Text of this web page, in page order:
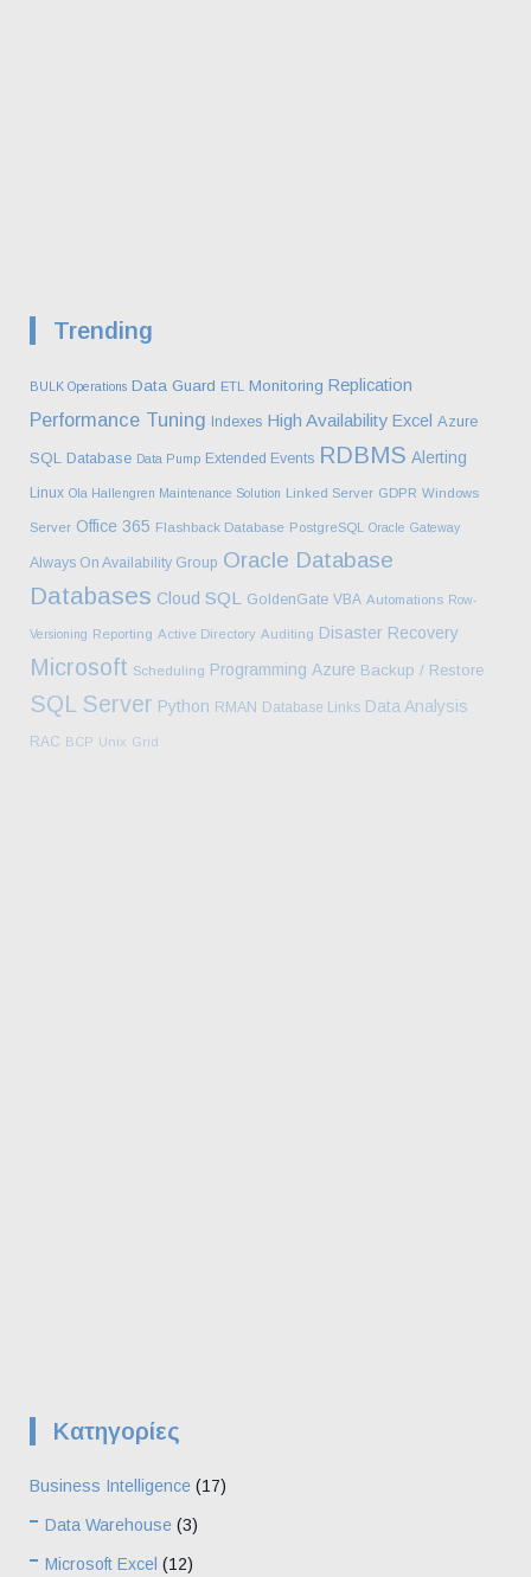
Trending
BULK Operations Data Guard ETL Monitoring Replication
Performance Tuning Indexes High Availability Excel Azure
SQL Database Data Pump Extended Events RDBMS Alerting
Linux Ola Hallengren Maintenance Solution Linked Server GDPR Windows
Server Office 365 Flashback Database PostgreSQL Oracle Gateway
Always On Availability Group Oracle Database
Databases Cloud SQL GoldenGate VBA Automations Row-
Versioning Reporting Active Directory Auditing Disaster Recovery
Microsoft Scheduling Programming Azure Backup / Restore
SQL Server Python RMAN Database Links Data Analysis
RAC BCP Unix Grid
Kατηγορίες
Business Intelligence (17)
Data Warehouse (3)
Microsoft Excel (12)